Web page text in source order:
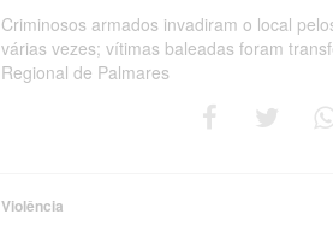
Criminosos armados invadiram o local
várias vezes; vítimas baleadas foram
Regional de Palmares
Violência